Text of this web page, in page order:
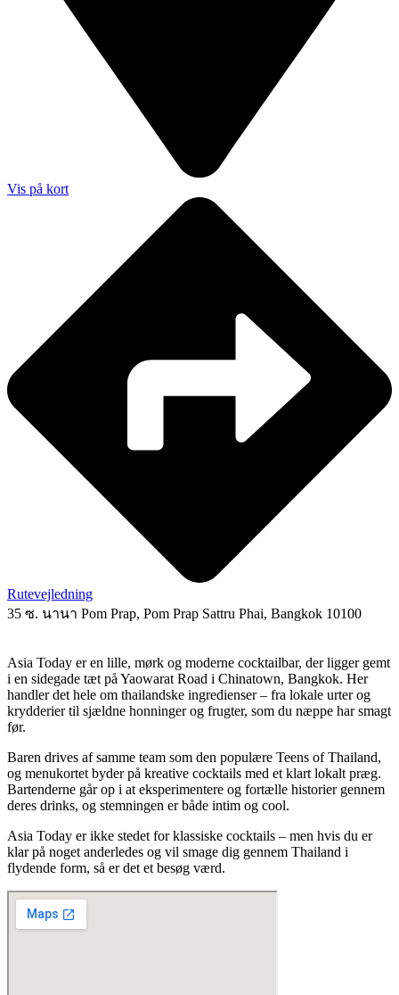
Vis på kort
Rutevejledning
35 ซ. นานา Pom Prap, Pom Prap Sattru Phai, Bangkok 10100
Asia Today er en lille, mørk og moderne cocktailbar, der ligger gemt
i en sidegade tæt på Yaowarat Road i Chinatown, Bangkok. Her
handler det hele om thailandske ingredienser – fra lokale urter og
krydderier til sjældne honninger og frugter, som du næppe har smagt
før.
Baren drives af samme team som den populære Teens of Thailand,
og menukortet byder på kreative cocktails med et klart lokalt præg.
Bartenderne går op i at eksperimentere og fortælle historier gennem
deres drinks, og stemningen er både intim og cool.
Asia Today er ikke stedet for klassiske cocktails – men hvis du er
klar på noget anderledes og vil smage dig gennem Thailand i
flydende form, så er det et besøg værd.